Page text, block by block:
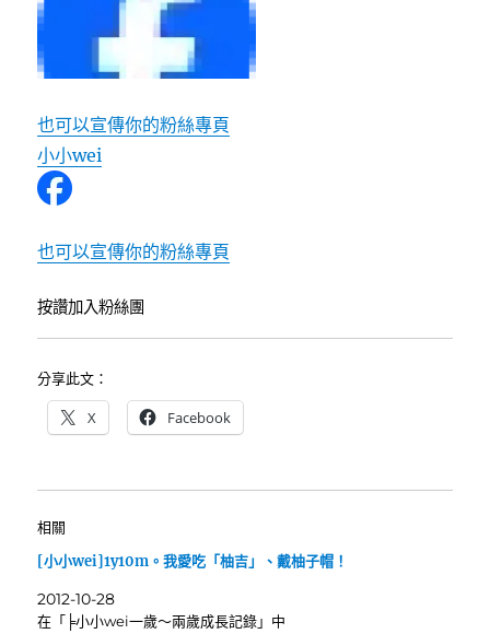
也可以宣傳你的粉絲專頁
小小wei
也可以宣傳你的粉絲專頁
按讚加入粉絲團
分享此文：
X Facebook
相關
[小小wei]1y10m。我愛吃「柚吉」、戴柚子帽！
2012-10-28
在「╞小小wei一歲～兩歲成長記錄」中